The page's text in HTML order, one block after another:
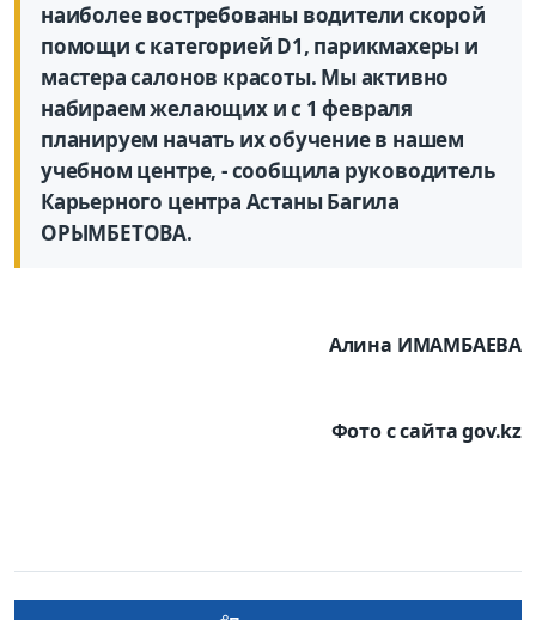
наиболее востребованы водители скорой
помощи с категорией D1, парикмахеры и
мастера салонов красоты. Мы активно
набираем желающих и с 1 февраля
планируем начать их обучение в нашем
учебном центре, - сообщила руководитель
Карьерного центра Астаны Багила
ОРЫМБЕТОВА.
Алина ИМАМБАЕВА
Фото с сайта gov.kz